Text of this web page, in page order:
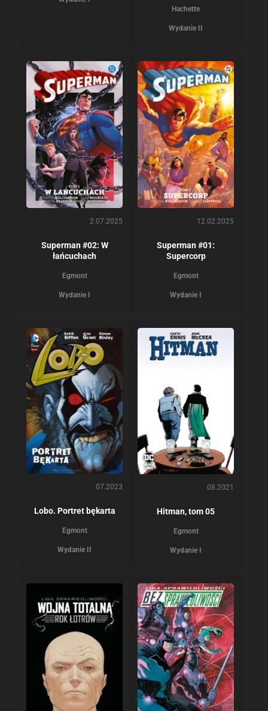
Hachette
Wydanie II
2.07.2025
Superman #02: W
łańcuchach
Egmont
Wydanie I
12.02.2025
Superman #01:
Supercorp
Egmont
Wydanie I
07.2023
Lobo. Portret bękarta
Egmont
Wydanie II
08.2021
Hitman, tom 05
Egmont
Wydanie I